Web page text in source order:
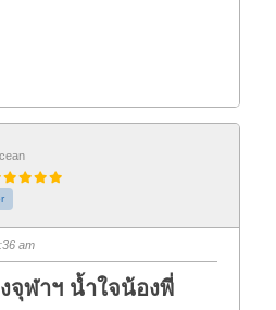
am
จุฬาฯ น้ำใจน้องพี่